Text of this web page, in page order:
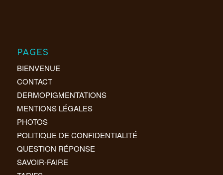
PAGES
BIENVENUE
CONTACT
DERMOPIGMENTATIONS
MENTIONS LÉGALES
PHOTOS
POLITIQUE DE CONFIDENTIALITÉ
QUESTION RÉPONSE
SAVOIR-FAIRE